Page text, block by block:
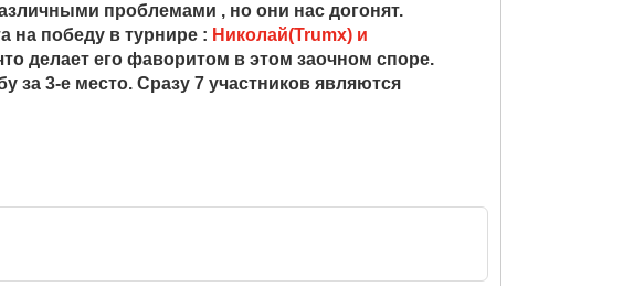
проблемами , но они нас догонят.
на победу в турнире : Николай(Trumx) и
делает его фаворитом в этом заочном споре.
за 3-е место. Сразу 7 участников являются